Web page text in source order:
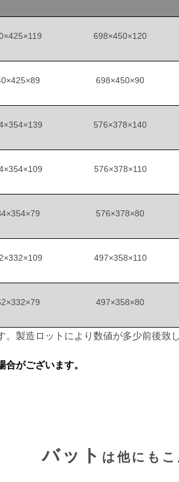
698×450×120
698×450×90
576×378×140
576×378×110
576×378×80
497×358×110
497×358×80
製造ロットにより数値が多少前後致し
がございます。
バット は他にも